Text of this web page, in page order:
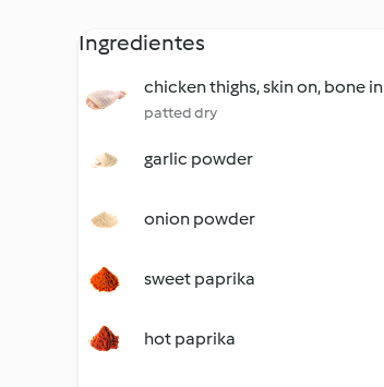
Ingredientes
chicken thighs, skin on, bone in
patted dry
garlic powder
onion powder
sweet paprika
hot paprika